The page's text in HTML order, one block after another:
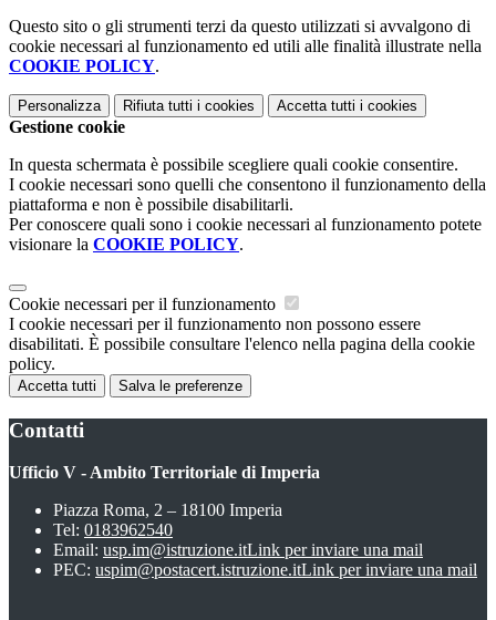
Questo sito o gli strumenti terzi da questo utilizzati si avvalgono di
cookie necessari al funzionamento ed utili alle finalità illustrate nella
COOKIE POLICY.
Personalizza Rifiuta tutti i cookies Accetta tutti i cookies
Gestione cookie
In questa schermata è possibile scegliere quali cookie consentire.
I cookie necessari sono quelli che consentono il funzionamento della
piattaforma e non è possibile disabilitarli.
Per conoscere quali sono i cookie necessari al funzionamento potete
visionare la COOKIE POLICY.
Cookie necessari per il funzionamento
I cookie necessari per il funzionamento non possono essere
disabilitati. È possibile consultare l'elenco nella pagina della cookie
policy.
Accetta tutti Salva le preferenze
Contatti
Ufficio V - Ambito Territoriale di Imperia
Piazza Roma, 2 – 18100 Imperia
Tel: 0183962540
Email: usp.im@istruzione.itLink per inviare una mail
PEC: uspim@postacert.istruzione.itLink per inviare una mail